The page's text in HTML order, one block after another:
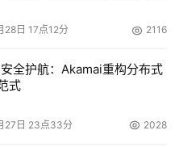
以通过该软件实时了解电
风口的大小，以达到节能效
监控，精确了解机房的电
等设备的运行，从而达到
日 17点12分 2116
全护航：Akamai重构分布式
式
27日 23点33分 2028